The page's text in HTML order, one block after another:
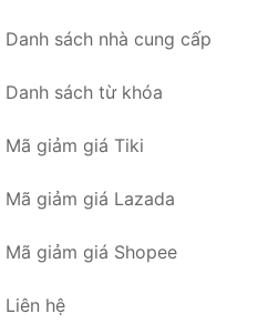
Danh sách nhà cung cấp
Danh sách từ khóa
Mã giảm giá Tiki
Mã giảm giá Lazada
Mã giảm giá Shopee
Liên hệ